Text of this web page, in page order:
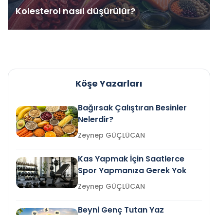
Kolesterol nasıl düşürülür?
Köşe Yazarları
Bağırsak Çalıştıran Besinler
Nelerdir?
Zeynep GÜÇLÜCAN
Kas Yapmak İçin Saatlerce
Spor Yapmanıza Gerek Yok
Zeynep GÜÇLÜCAN
Beyni Genç Tutan Yaz